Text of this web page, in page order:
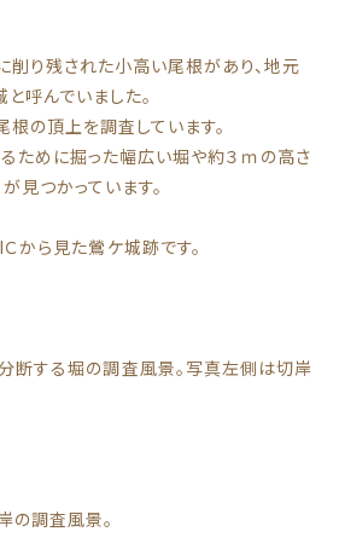
削り残された小高い尾根があり、地元
呼んでいました。
の頂上を調査しています。
ために掘った幅広い堀や約３ｍの高さ
見つかっています。
から見た鶯ケ城跡です。
断する堀の調査風景。写真左側は切岸
の調査風景。